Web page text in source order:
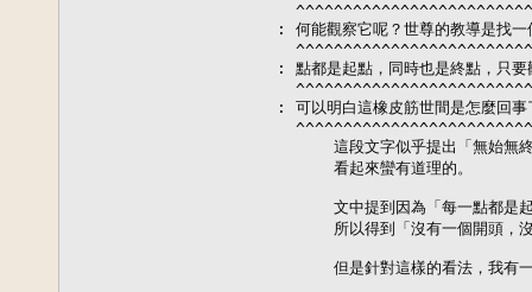
: 何能觀察它呢？世尊的教導是找
: 點都是起點，同時也是終點，只
: 可以明白這橡皮筋世間是怎麼回事
這段文字似乎提出「無始無
      看起來蠻有道理的。
文中提到因為「每一點都是
所以得到「沒有一個開頭，
但是針對這樣的看法，我有